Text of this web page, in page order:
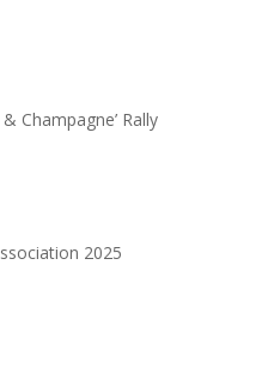
Champagne’ Rally
2025